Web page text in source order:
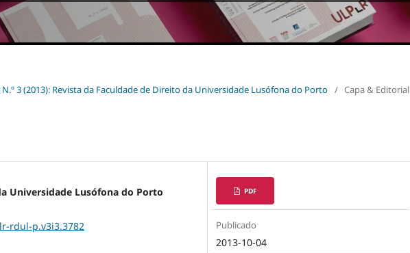
N.º 3 (2013): Revista da Faculdade de Direito da Universidade Lusófona do Porto / Capa & Editorial
Universidade Lusófona do Porto
rdul-p.v3i3.3782
PDF
Publicado
2013-10-04